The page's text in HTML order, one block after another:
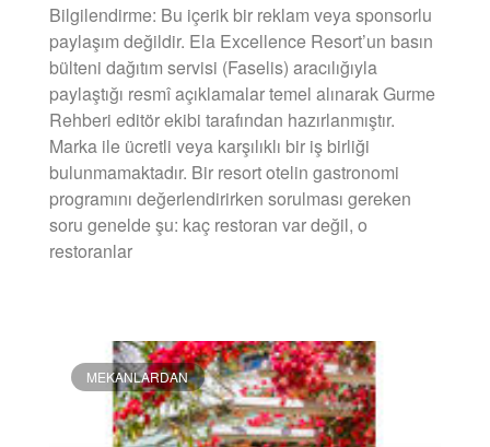
Bilgilendirme: Bu içerik bir reklam veya sponsorlu
paylaşım değildir. Ela Excellence Resort’un basın
bülteni dağıtım servisi (Faselis) aracılığıyla
paylaştığı resmî açıklamalar temel alınarak Gurme
Rehberi editör ekibi tarafından hazırlanmıştır.
Marka ile ücretli veya karşılıklı bir iş birliği
bulunmamaktadır. Bir resort otelin gastronomi
programını değerlendirirken sorulması gereken
soru genelde şu: kaç restoran var değil, o
restoranlar
MEKANLARDAN